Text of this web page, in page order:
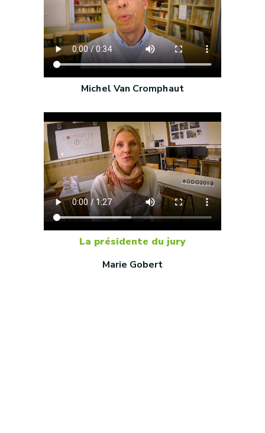
Michel Van Cromphaut
La présidente du jury
Marie Gobert